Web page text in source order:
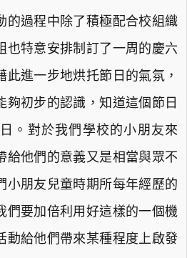
的過程中除了積極配合校組織
也特意安排制訂了一周的慶六
進一步地烘托節日的氣氛，
夠初步的認識，知道這個節日
。對於我們學校的小朋友來
給他們的意義又是相當與眾不
小朋友兒童時期所每年經歷的
們要加倍利用好這樣的一個機
動給他們帶來某種程度上啟發